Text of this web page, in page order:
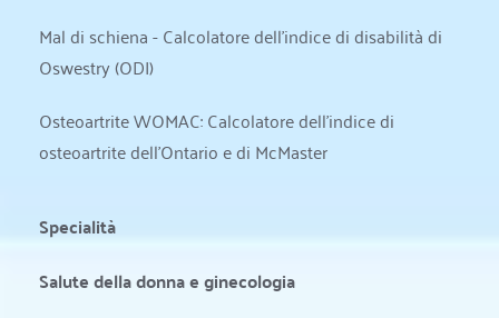
Mal di schiena - Calcolatore dell'indice di disabilità di
Oswestry (ODI)
Osteoartrite WOMAC: Calcolatore dell'indice di
osteoartrite dell'Ontario e di McMaster
Specialità
Salute della donna e ginecologia